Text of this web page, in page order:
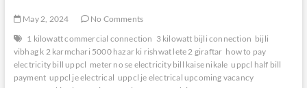
May 2, 2024
No Comments
1 kilowatt commercial connection 3 kilowatt bijli connection bijli
vibhag k 2 karmchari 5000 hazar ki rishwat lete 2 giraftar how to pay
electricity bill uppcl meter no se electricity bill kaise nikale uppcl half bill
payment uppcl je electrical uppcl je electrical upcoming vacancy